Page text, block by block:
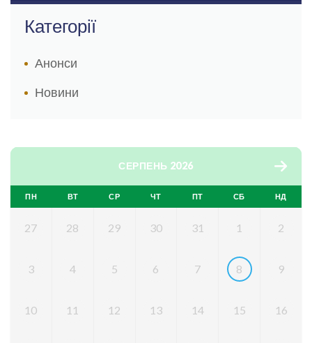
Категорії
Анонси
Новини
СЕРПЕНЬ 2026
ПН ВТ СР ЧТ ПТ СБ НД
27 28 29 30 31 1 2
3 4 5 6 7 8 9
10 11 12 13 14 15 16